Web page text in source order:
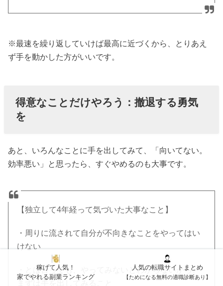
※最速を繰り返していけば最高に近づくから、とりあえ
ず手を動かした方がいいです。
得意なことだけやろう：撤退する勇気
を
あと、いろんなことに手を出してみて、「向いてない。
効率悪い」と思ったら、すぐやめるのも大事です。
【独立して4年経って気づいた大事なこと】
・周りに流されて自分が不向きなことをやってはい
けない
・とは言っても、やってみないとわからないから、
稼げて人気！
家でやれる副業ランキング
人気の転職サイトまとめ
【ためになる無料の適職診断あり】